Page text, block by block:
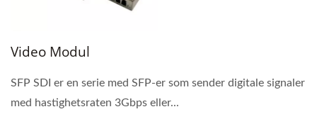
Video Modul
SFP SDI er en serie med SFP-er som sender digitale signaler
med hastighetsraten 3Gbps eller...